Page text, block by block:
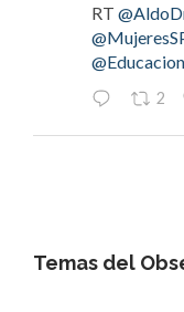
RT
2
Orgánica
Temas del